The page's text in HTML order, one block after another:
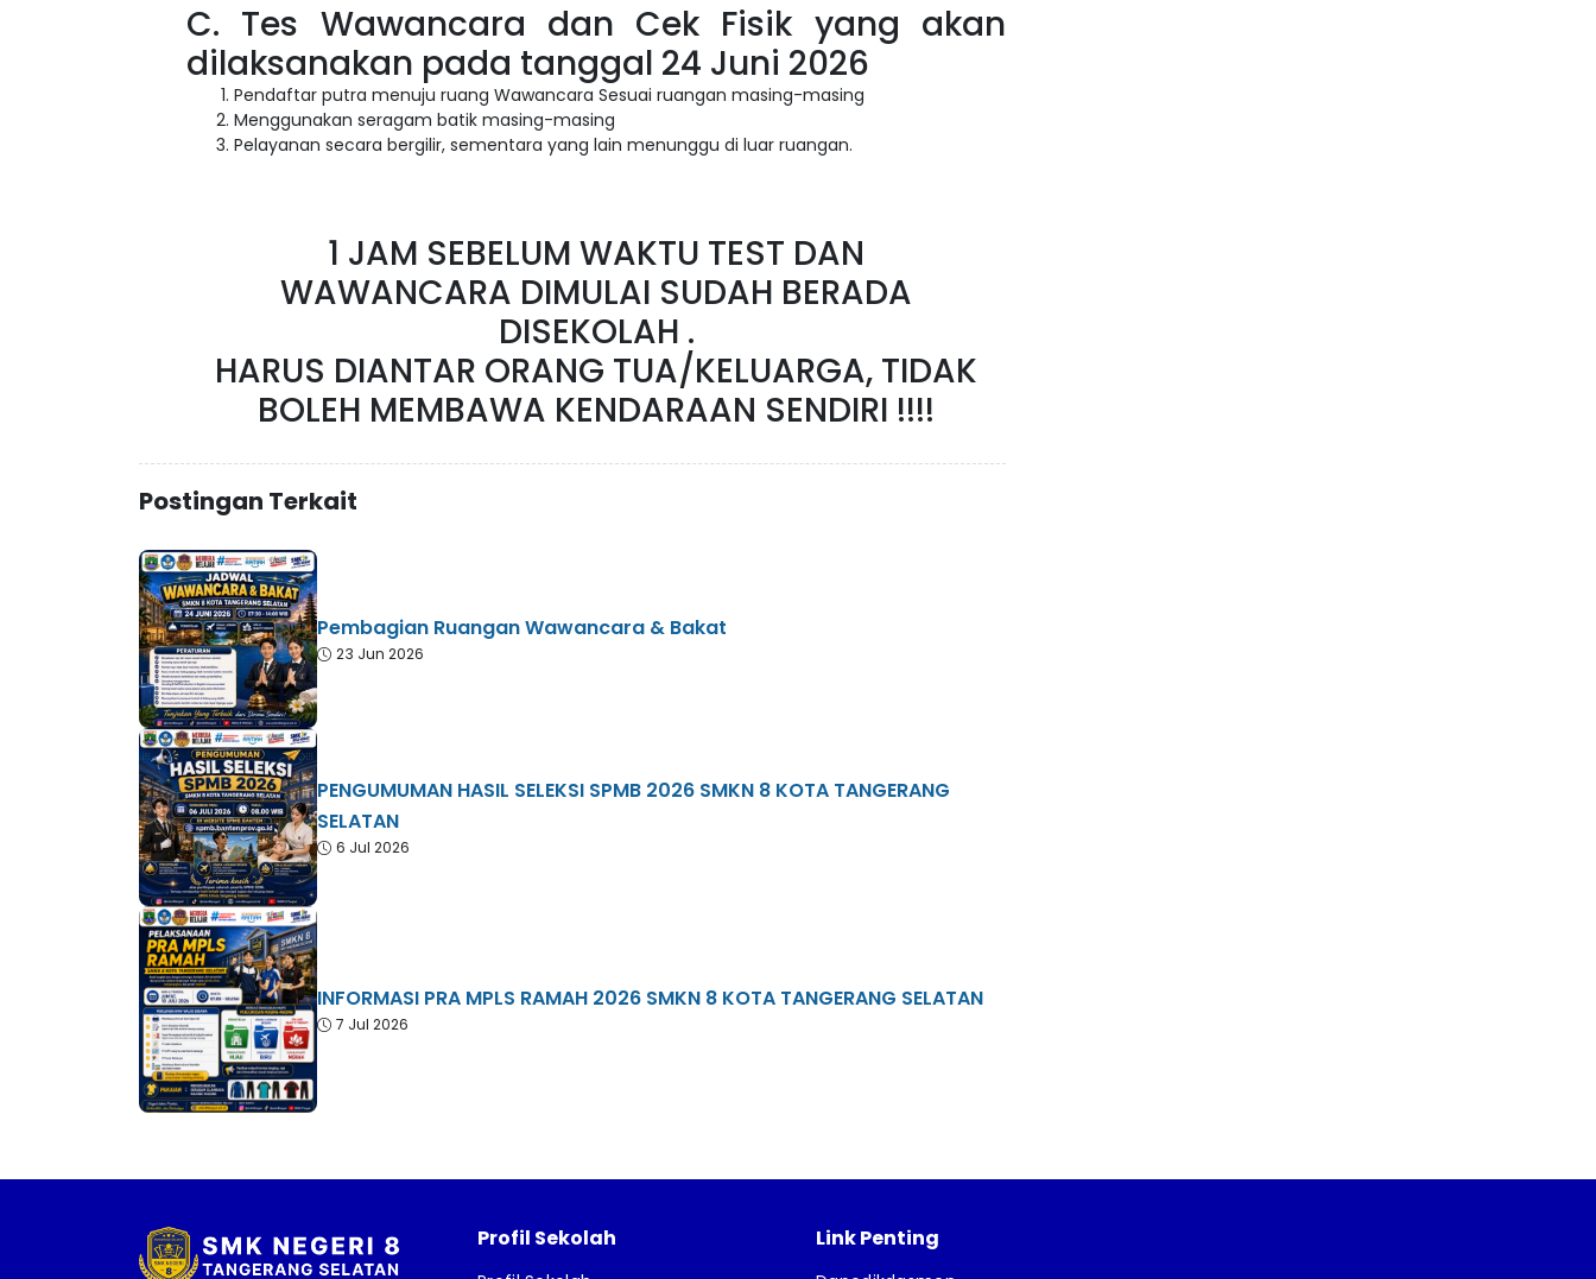
C. Tes Wawancara dan Cek Fisik yang akan
dilaksanakan pada tanggal 24 Juni 2026
Pendaftar putra menuju ruang Wawancara Sesuai ruangan masing-masing
Menggunakan seragam batik masing-masing
Pelayanan secara bergilir, sementara yang lain menunggu di luar ruangan.
1 JAM SEBELUM WAKTU TEST DAN
WAWANCARA DIMULAI SUDAH BERADA
DISEKOLAH .
HARUS DIANTAR ORANG TUA/KELUARGA, TIDAK
BOLEH MEMBAWA KENDARAAN SENDIRI !!!!
Postingan Terkait
Pembagian Ruangan Wawancara & Bakat
23 Jun 2026
PENGUMUMAN HASIL SELEKSI SPMB 2026 SMKN 8 KOTA TANGERANG
SELATAN
6 Jul 2026
INFORMASI PRA MPLS RAMAH 2026 SMKN 8 KOTA TANGERANG SELATAN
7 Jul 2026
Profil Sekolah Link Penting